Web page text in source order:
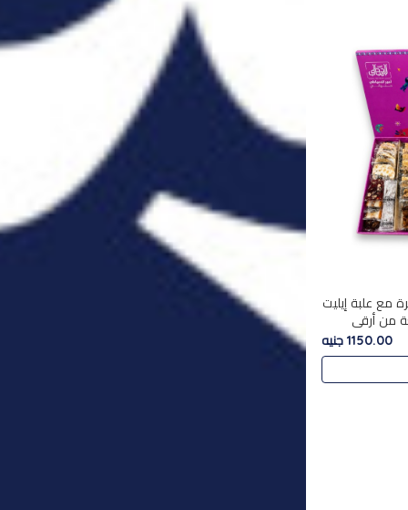
مع علبة إيليت
35 قطعة من أرقى
,معروضة
في..
1150.00 جنيه